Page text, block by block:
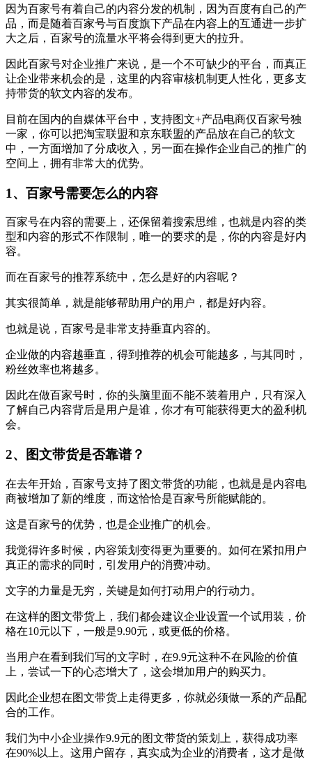
因为百家号有着自己的内容分发的机制，因为百度有自己的产
品，而是随着百家号与百度旗下产品在内容上的互通进一步扩
大之后，百家号的流量水平将会得到更大的拉升。
因此百家号对企业推广来说，是一个不可缺少的平台，而真正
让企业带来机会的是，这里的内容审核机制更人性化，更多支
持带货的软文内容的发布。
目前在国内的自媒体平台中，支持图文+产品电商仅百家号独
一家，你可以把淘宝联盟和京东联盟的产品放在自己的软文
中，一方面增加了分成收入，另一面在操作企业自己的推广的
空间上，拥有非常大的优势。
1、百家号需要怎么的内容
百家号在内容的需要上，还保留着搜索思维，也就是内容的类
型和内容的形式不作限制，唯一的要求的是，你的内容是好内
容。
而在百家号的推荐系统中，怎么是好的内容呢？
其实很简单，就是能够帮助用户的用户，都是好内容。
也就是说，百家号是非常支持垂直内容的。
企业做的内容越垂直，得到推荐的机会可能越多，与其同时，
粉丝效率也将越多。
因此在做百家号时，你的头脑里面不能不装着用户，只有深入
了解自己内容背后是用户是谁，你才有可能获得更大的盈利机
会。
2、图文带货是否靠谱？
在去年开始，百家号支持了图文带货的功能，也就是是内容电
商被增加了新的维度，而这恰恰是百家号所能赋能的。
这是百家号的优势，也是企业推广的机会。
我觉得许多时候，内容策划变得更为重要的。如何在紧扣用户
真正的需求的同时，引发用户的消费冲动。
文字的力量是无穷，关键是如何打动用户的行动力。
在这样的图文带货上，我们都会建议企业设置一个试用装，价
格在10元以下，一般是9.90元，或更低的价格。
当用户在看到我们写的文字时，在9.9元这种不在风险的价值
上，尝试一下的心态增大了，这会增加用户的购买力。
因此企业想在图文带货上走得更多，你就必须做一系的产品配
合的工作。
我们为中小企业操作9.9元的图文带货的策划上，获得成功率
在90%以上。这用户留存，真实成为企业的消费者，这才是做